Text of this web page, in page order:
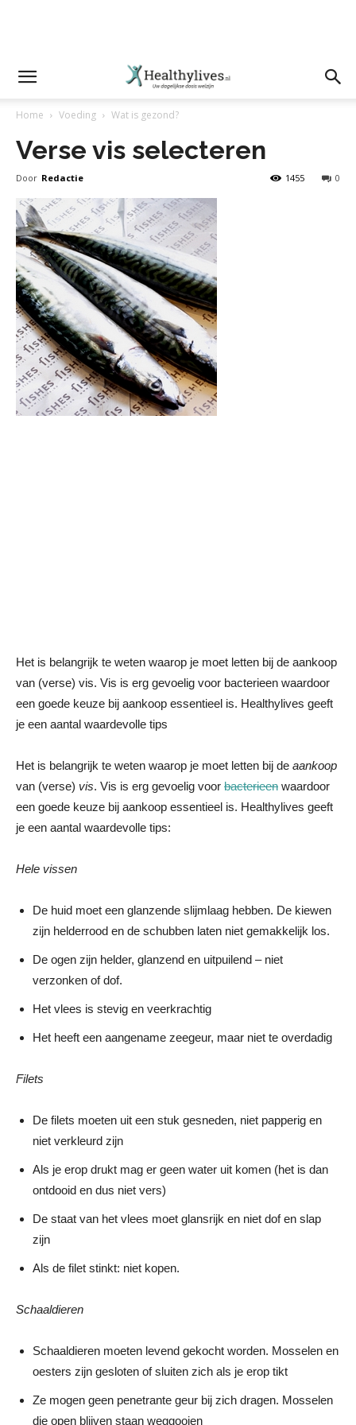
Home Voeding Wat is gezond?
Verse vis selecteren
Door Redactie 0
1455
Het is belangrijk te weten waarop je moet letten bij de aankoop
van (verse) vis. Vis is erg gevoelig voor bacterieen waardoor
een goede keuze bij aankoop essentieel is. Healthylives geeft
je een aantal waardevolle tips
Het is belangrijk te weten waarop je moet letten bij de aankoop
van (verse) vis. Vis is erg gevoelig voor bacterieen waardoor
een goede keuze bij aankoop essentieel is. Healthylives geeft
je een aantal waardevolle tips:
Hele vissen
De huid moet een glanzende slijmlaag hebben. De kiewen
zijn helderrood en de schubben laten niet gemakkelijk los.
De ogen zijn helder, glanzend en uitpuilend – niet
verzonken of dof.
Het vlees is stevig en veerkrachtig
Het heeft een aangename zeegeur, maar niet te overdadig
Filets
De filets moeten uit een stuk gesneden, niet papperig en
niet verkleurd zijn
Als je erop drukt mag er geen water uit komen (het is dan
ontdooid en dus niet vers)
De staat van het vlees moet glansrijk en niet dof en slap
zijn
Als de filet stinkt: niet kopen.
Schaaldieren
Schaaldieren moeten levend gekocht worden. Mosselen en
oesters zijn gesloten of sluiten zich als je erop tikt
Ze mogen geen penetrante geur bij zich dragen. Mosselen
die open blijven staan weggooien